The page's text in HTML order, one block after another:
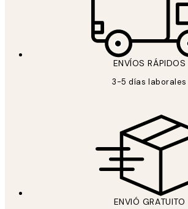
ENVÍOS RÁPIDOS
3-5 días laborales
ENVIÓ GRATUITO